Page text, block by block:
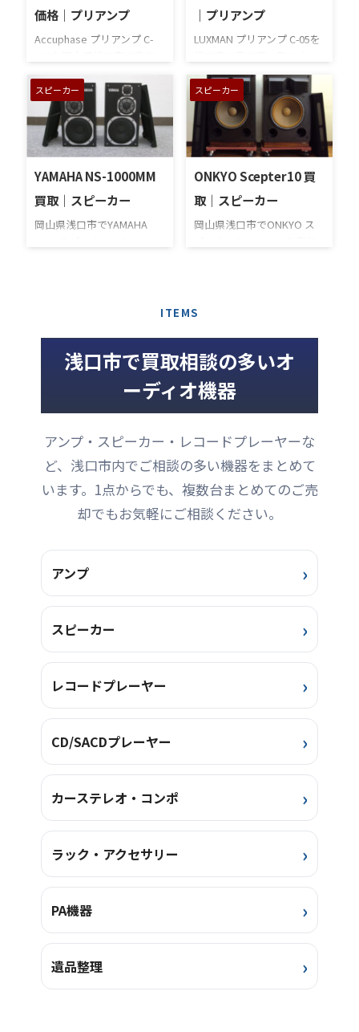
本商品のガラスパネルには
気泡はありませんでした。
無いコンディションです。
フロントパネルの各ノブも
正常に動作しています。ま
た、音出しもなんら問題は
ありませんでした。背面の
各端子も接続して確認しま
を銀行口座にお振込みいた
します。 宅配買取のお申込
フォームよりお問い合わせ
ください。さて、本商品は
前オーナー様が大切に使用
されていました。元箱・取
説付属で、本体もキズがほ
とんど無く、極美品のコン
ディションです。音出しの
価格｜プリアンプ
Accuphase プリアンプ C-
した。 入門機に位置するモ
デルですが、中古市場での
人気は高いです。ライン専
用機ではありますが、別売
りのフォノイコライザーユ
ニットAD-250でアナログレ
本商品は使用による小キズ
などがありますが、目立つ
コントロールとも全て正常
です。ボリュームなどにも
｜プリアンプ
LUXMAN プリアンプ C-05を
ていただきました。お客様
のお部屋の正面の壁一面に
はアンプやプレーヤーを収
めたラックがあり、左右の
壁一面にはたくさんの熱帯
魚が泳ぐ水槽が並んでいま
した。 正面のラックはオー
ンドもピュアオーディオも
楽しむお客様でしたから、
画鑑賞用、音楽用と多岐に
のラックにはたくさんの水
槽があります。アロワナや
ディスカスな ...
スピーカー
YAMAHA NS-1000MM
買取｜スピーカー
岡山県浅口市でYAMAHA
小キズの少ない美品で、使
用感もほとんどありませ
ん。ツイーター凹みや、ウ
ーファーのエッジにヤブレ
ら音出し確認済みです。
【仕様】型式 3ウェイ・密
閉型（防磁）スピーカーユ
ニット12cmコーン型ウーフ
ァー、2.5cmドーム型ミッ
...
スピーカー
ONKYO Scepter10 買
取｜スピーカー
岡山県浅口市でONKYO ス
施されていました。隣近所
なく、好きなだけ音楽を楽
しむ事が出来るそうです。
低音の豊かさと、力強く明
るい音色をめざして設計し
型 使用ユニット 低域用：
38cmコーン型（W-3810A）
高域用：ホーン型（TW-
1206A＋レンズAL-120） 再
生周波数帯域 30Hz～
ITEMS
浅口市で買取相談の多いオ
ーディオ機器
アンプ・スピーカー・レコードプレーヤーな
ど、浅口市内でご相談の多い機器をまとめて
います。1点からでも、複数台まとめてのご売
却でもお気軽にご相談ください。
アンプ
スピーカー
レコードプレーヤー
CD/SACDプレーヤー
カーステレオ・コンポ
ラック・アクセサリー
PA機器
遺品整理